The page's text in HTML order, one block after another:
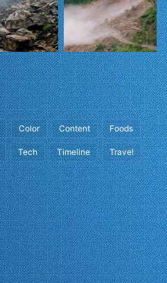
Color Content Foods
Tech Timeline Travel